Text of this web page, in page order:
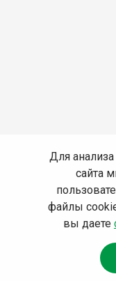
Для
сайта
файлы
вы даете